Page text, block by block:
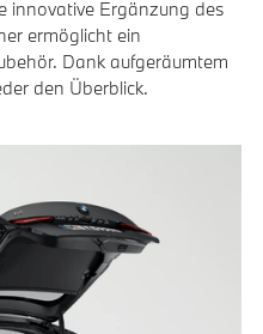
innovative Ergänzung des
ermöglicht ein
Dank aufgeräumtem
den Überblick.